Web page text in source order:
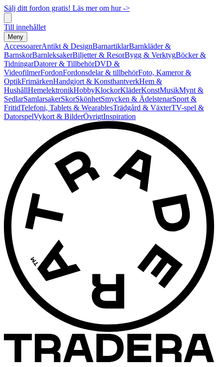
Sälj ditt fordon gratis! Läs mer om hur ->
Till innehållet
Meny
AccessoarerAntikt & DesignBarnartiklarBarnkläder &
BarnskorBarnleksakerBiljetter & ResorBygg & VerktygBöcker &
TidningarDatorer & TillbehörDVD &
VideofilmerFordonFordonsdelar & tillbehörFoto, Kameror &
OptikFrimärkenHandgjort & KonsthantverkHem &
HushållHemelektronikHobbyKlockorKläderKonstMusikMynt &
SedlarSamlarsakerSkorSkönhetSmycken & ÄdelstenarSport &
FritidTelefoni, Tablets & WearablesTrädgård & VäxterTV-spel &
DatorspelVykort & BilderÖvrigtInspiration